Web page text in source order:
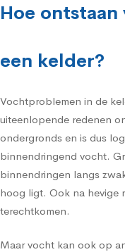
Hoe
een kelder?
Vochtproblemen in de
uiteenlopende redenen
ondergronds en is dus
binnendringend vocht.
binnendringen langs
hoog ligt. Ook na hevige
terechtkomen.
Maar vocht kan ook op